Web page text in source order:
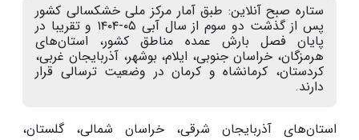
ستاره صبح آنلاین: طبق آمار مرکز ملی خشکسالی کشور
پس از گذشت دو سوم از سال آبی ۰۵-۱۴۰۴ و تقریبا در
پایان فصل بارش عمده مناطق کشور، استان‌های
هرمزگان، خراسان جنوبی، ایلام، بوشهر، آذربایجان غربی،
کردستان، کرمانشاه و کرمان در وضعیت ترسالی قرار
دارند.
استان‌های آذربایجان شرقی، خراسان شمالی، گلستان،